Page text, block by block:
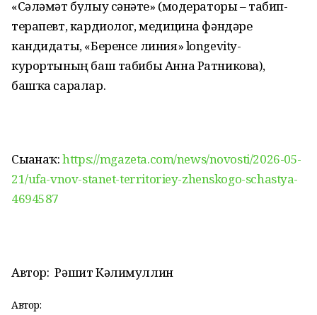
«Сәләмәт булыу сәнғәте» (модераторы – табип-
терапевт, кардиолог, медицина фәндәре
кандидаты, «Беренсе линия» longevity-
курортының баш табибы Анна Ратникова),
башҡа саралар.
Сығанаҡ:https://mgazeta.com/news/novosti/2026-05-
21/ufa-vnov-stanet-territoriey-zhenskogo-schastya-
4694587
Автор: Рәшит Кәлимуллин
Автор: